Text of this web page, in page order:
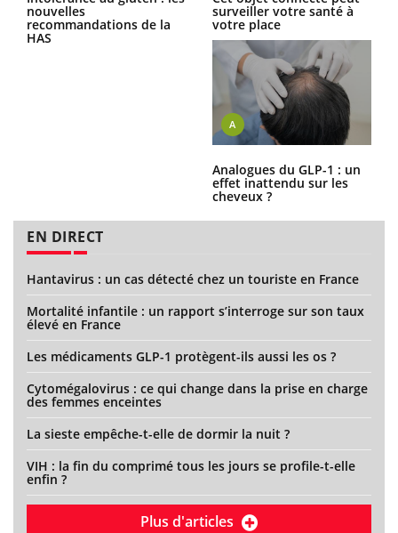
nouvelles
recommandations de la
HAS
surveiller votre santé à
votre place
A
Analogues du GLP-1 : un
effet inattendu sur les
cheveux ?
EN DIRECT
Hantavirus : un cas détecté chez un touriste en France
Mortalité infantile : un rapport s’interroge sur son taux
élevé en France
Les médicaments GLP-1 protègent-ils aussi les os ?
Cytomégalovirus : ce qui change dans la prise en charge
des femmes enceintes
La sieste empêche-t-elle de dormir la nuit ?
VIH : la fin du comprimé tous les jours se profile-t-elle
enfin ?
Plus d'articles